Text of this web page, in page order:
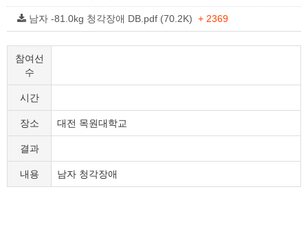
남자 -81.0kg 청각장애 DB.pdf (70.2K) + 2369
참여선
수
시간
장소 대전 목원대학교
결과
내용 남자 청각장애